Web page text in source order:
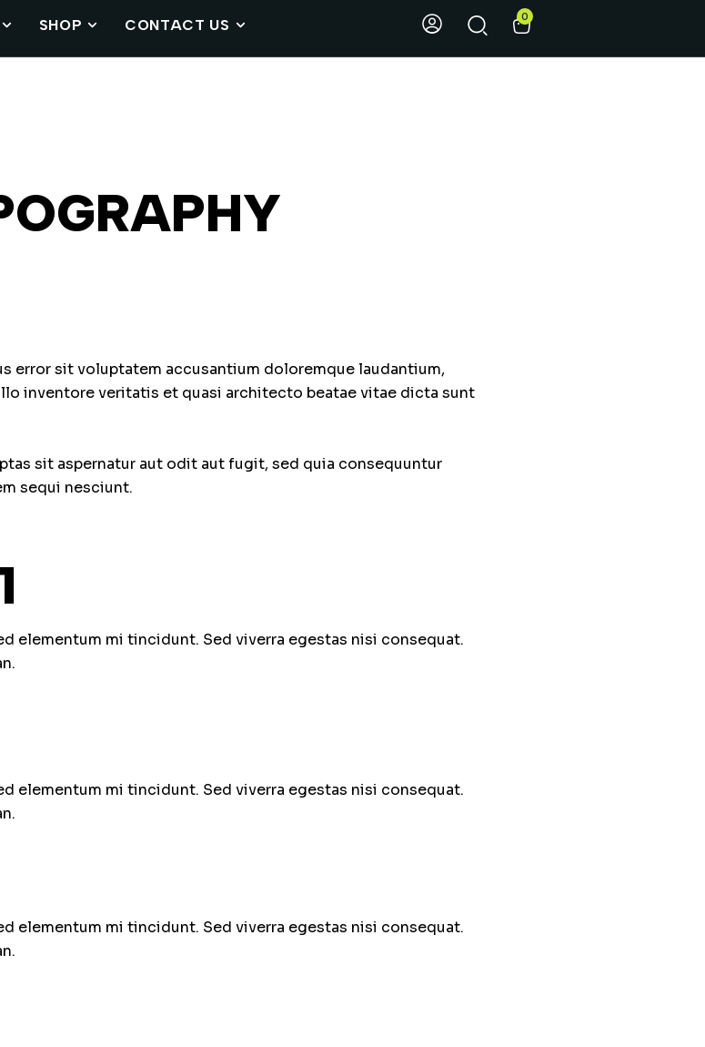
SHOP CONTACT US 0
error sit voluptatem accusantium doloremque laudantium,
inventore veritatis et quasi architecto beatae vitae dicta sunt
sit aspernatur aut odit aut fugit, sed quia consequuntur
sequi nesciunt.
elementum mi tincidunt. Sed viverra egestas nisi consequat.
elementum mi tincidunt. Sed viverra egestas nisi consequat.
elementum mi tincidunt. Sed viverra egestas nisi consequat.